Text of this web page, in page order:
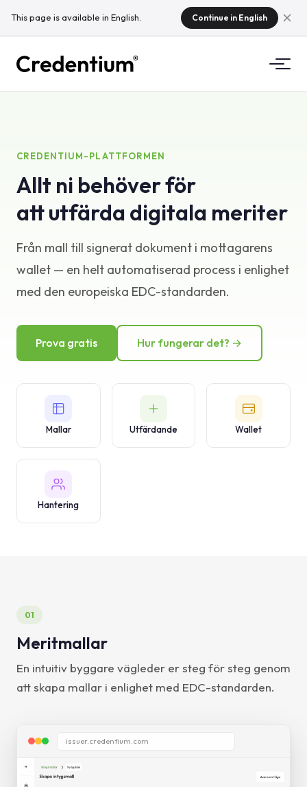
This page is available in English. Continue in English
Varfor Credentium
Om CloudTeam
For universitet
For utbildningsforetag
For evenemangsforetag
Standarder och integrationer
Kunskapsbank
Support
CREDENTIUM-PLATTFORMEN
Allt ni behöver för
att utfärda digitala meriter
Från mall till signerat dokument i mottagarens
wallet — en helt automatiserad process i enlighet
med den europeiska EDC-standarden.
Prova gratis Hur fungerar det? →
Mallar Utfärdande Wallet
Hantering
01
Meritmallar
En intuitiv byggare vägleder er steg för steg genom
att skapa mallar i enlighet med EDC-standarden.
issuer.credentium.com